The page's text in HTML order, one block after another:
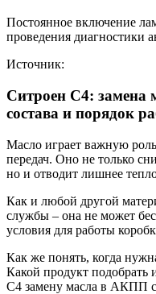
Постоянное включение
проведения диагностики
Источник:
Ситроен С4:
состава и порядок
Масло играет важную
передач. Оно не только
но и отводит лишнее
Как и любой другой
службы – она не может
условия для работы
Как же понять, когда
Какой продукт
С4 замену масла в АКПП